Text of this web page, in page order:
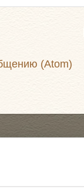
(Atom)